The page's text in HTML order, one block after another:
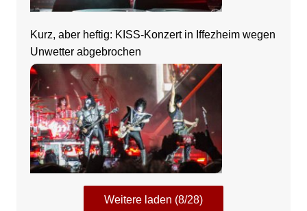
Kurz, aber heftig: KISS-Konzert in Iffezheim wegen
Unwetter abgebrochen
Weitere laden (8/28)